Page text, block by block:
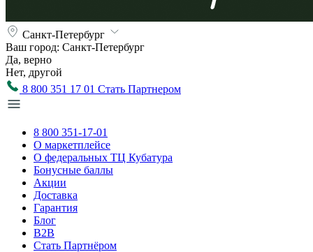
Санкт-Петербург
Ваш город: Санкт-Петербург
Да, верно
Нет, другой
8 800 351 17 01 Стать Партнером
8 800 351-17-01
О маркетплейсе
О федеральных ТЦ Кубатура
Бонусные баллы
Акции
Доставка
Гарантия
Блог
B2B
Стать Партнёром